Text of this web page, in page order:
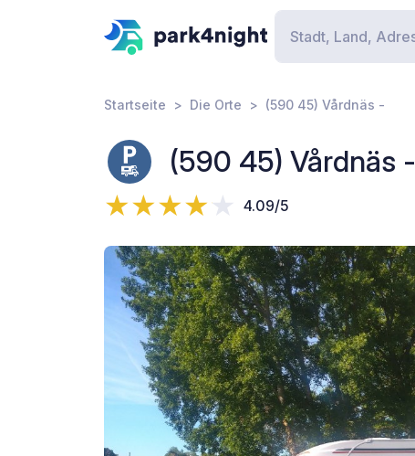
Startseite Die Orte (590 45) Vårdnäs -
(590 45) Vårdnäs -
4.09/5